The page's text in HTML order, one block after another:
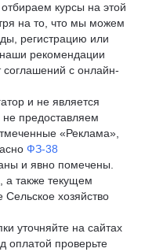
курсы на этой
на то, что мы можем
регистрацию или
наши рекомендации
соглашений с онлайн-
и не является
предоставляем
«Реклама»,
ФЗ-38
и явно помечены.
также текущем
Сельское хозяйство
уточняйте на сайтах
оплатой проверьте